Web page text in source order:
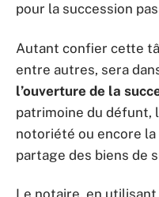
pour la succession
Autant confier cette
entre autres, sera
l’ouverture de la
patrimoine du défunt,
notoriété ou encore la
partage des biens de